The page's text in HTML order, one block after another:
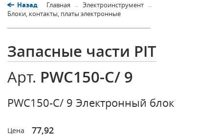
Назад Главная
Электроинструмент
Блоки, контакты, платы электронные
Запасные части PIT
Арт. PWC150-C/ 9
PWC150-C/ 9 Электронный блок
Цена 77,92